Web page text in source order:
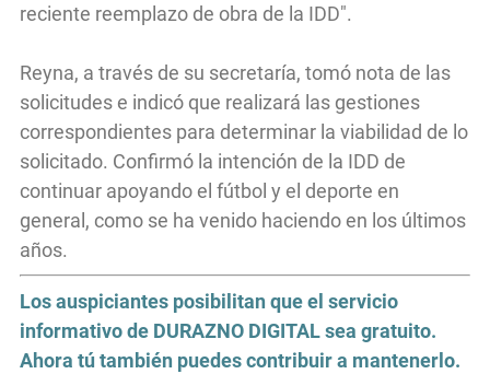
reciente reemplazo de obra de la IDD".
Reyna, a través de su secretaría, tomó nota de las
solicitudes e indicó que realizará las gestiones
correspondientes para determinar la viabilidad de lo
solicitado. Confirmó la intención de la IDD de
continuar apoyando el fútbol y el deporte en
general, como se ha venido haciendo en los últimos
años.
Los auspiciantes posibilitan que el servicio
informativo de DURAZNO DIGITAL sea gratuito.
Ahora tú también puedes contribuir a mantenerlo.